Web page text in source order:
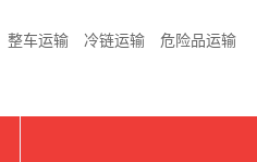
整车运输 冷链运输 危险品运输